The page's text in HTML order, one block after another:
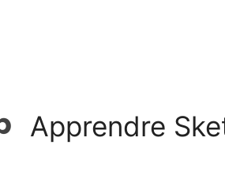
Apprendre